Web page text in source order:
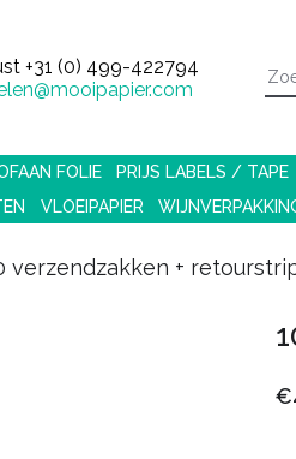
+31 (0) 499-422794
FOLIE PRIJS LABELS / TAPE
VLOEIPAPIER
verzendzakken +